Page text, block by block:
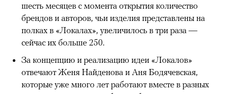
шесть месяцев с момента открытия количество
брендов и авторов, чьи изделия представлены на
полках в «Локалах», увеличилось в три раза —
сейчас их больше 250.
За концепцию и реализацию идеи «Локалов»
отвечают Женя Найденова и Аня Бодячевская,
которые уже много лет работают вместе в разных